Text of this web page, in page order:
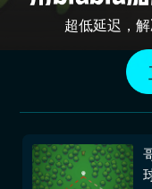
超低延迟，